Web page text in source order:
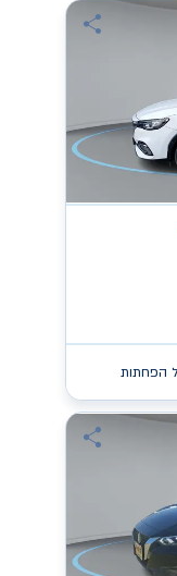
הפחתות